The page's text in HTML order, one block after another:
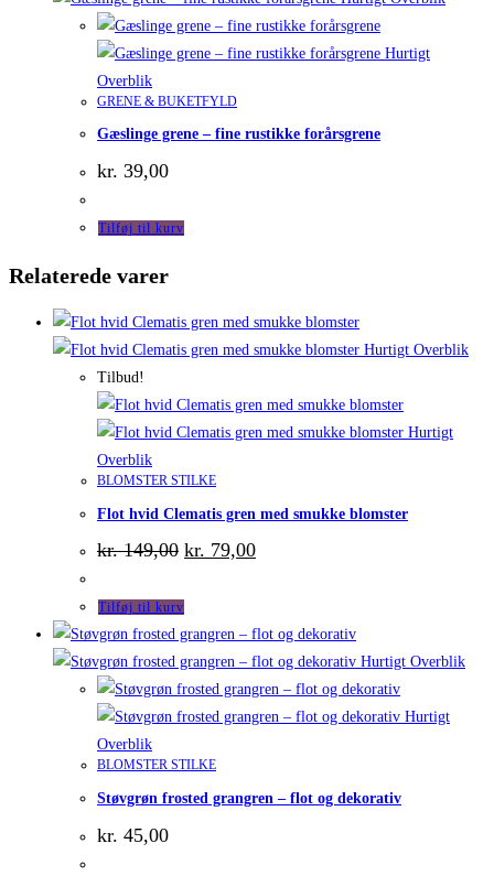
Hurtigt
Overblik
GRENE & BUKETFYLD
Gæslinge grene – fine rustikke forårsgrene
kr. 39,00
Tilføj til kurv
Relaterede varer
Hurtigt Overblik
Tilbud!
Hurtigt
Overblik
BLOMSTER STILKE
Flot hvid Clematis gren med smukke blomster
kr.149,00 Den
oprindelige
var:
kr. 149,00.
kr. 79,00Den
kr. 79,00.
Tilføj til kurv
Hurtigt Overblik
Hurtigt
Overblik
BLOMSTER STILKE
Støvgrøn frosted grangren – flot og dekorativ
kr. 45,00